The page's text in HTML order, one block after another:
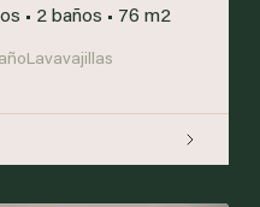
• 2 baños • 76 m2
Lavavajillas